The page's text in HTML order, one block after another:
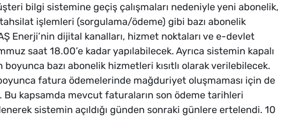
bilgi sistemine geçiş çalışmaları nedeniyle yeni abonelik,
işlemleri (sorgulama/ödeme) gibi bazı abonelik
Enerji’nin dijital kanalları, hizmet noktaları ve e-devlet
saat 18.00’e kadar yapılabilecek. Ayrıca sistemin kapalı
boyunca bazı abonelik hizmetleri kısıtlı olarak verilebilecek.
fatura ödemelerinde mağduriyet oluşmaması için de
Bu kapsamda mevcut faturaların son ödeme tarihleri
sistemin açıldığı günden sonraki günlere ertelendi. 10